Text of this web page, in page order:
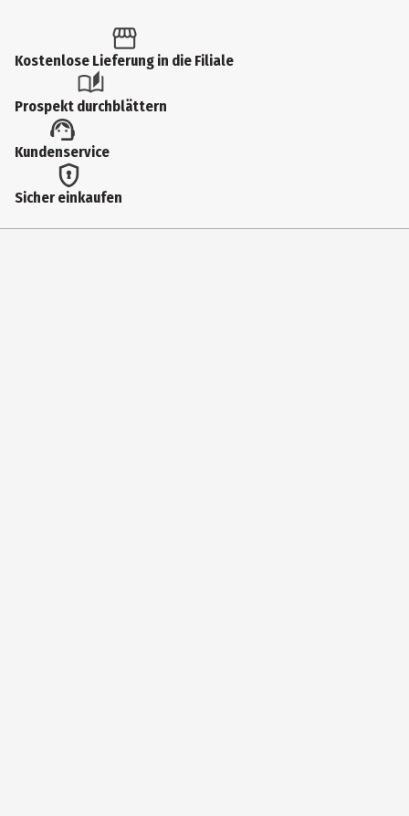
6 Jahre
Artikelnummer des Herstellers
84122
Hersteller
Funko EU BV
Herstelleradresse
Kostenlose Lieferung in die Filiale
Prospekt durchblättern
Kundenservice
Sicher einkaufen